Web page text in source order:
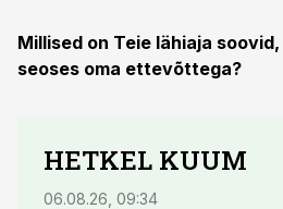
Millised on Teie lähiaja
seoses oma ettevõttega?
HETKEL KUUM
06.08.26, 09:34